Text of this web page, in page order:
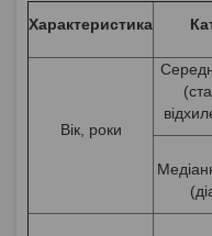
Характеристика
Вік, роки